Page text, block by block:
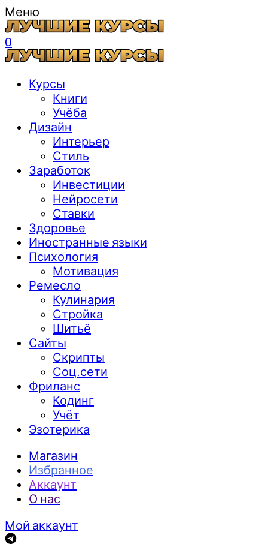
Меню
0
Курсы
Книги
Учёба
Дизайн
Интерьер
Стиль
Заработок
Инвестиции
Нейросети
Ставки
Здоровье
Иностранные языки
Психология
Мотивация
Ремесло
Кулинария
Стройка
Шитьё
Сайты
Скрипты
Соц.сети
Фриланс
Кодинг
Учёт
Эзотерика
Магазин
Избранное
Аккаунт
О нас
Мой аккаунт